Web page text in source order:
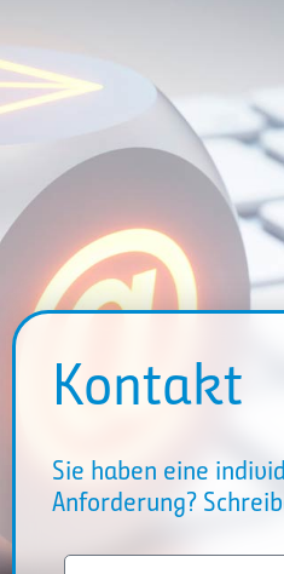
Kontakt
Sie haben eine
Anforderung?